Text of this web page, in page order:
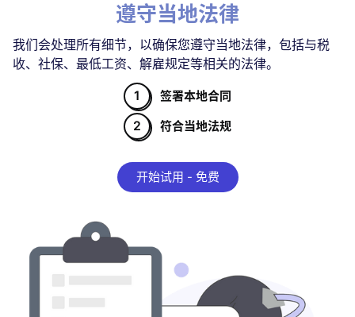
遵守当地法律
我们会处理所有细节，以确保您遵守当地法律，包括与税
收、社保、最低工资、解雇规定等相关的法律。
1
签署本地合同
2
符合当地法规
开始试用 - 免费